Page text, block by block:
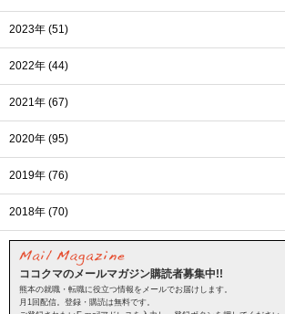
2023年 (51)
2022年 (44)
2021年 (67)
2020年 (95)
2019年 (76)
2018年 (70)
ココクマのメールマガジン購読者募集中!!
熊本の就職・転職に役立つ情報をメールでお届けします。
月1回配信。登録・購読は無料です。